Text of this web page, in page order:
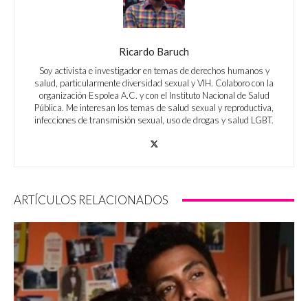
Ricardo Baruch
Soy activista e investigador en temas de derechos humanos y
salud, particularmente diversidad sexual y VIH. Colaboro con la
organización Espolea A.C. y con el Instituto Nacional de Salud
Pública. Me interesan los temas de salud sexual y reproductiva,
infecciones de transmisión sexual, uso de drogas y salud LGBT.
ARTÍCULOS RELACIONADOS